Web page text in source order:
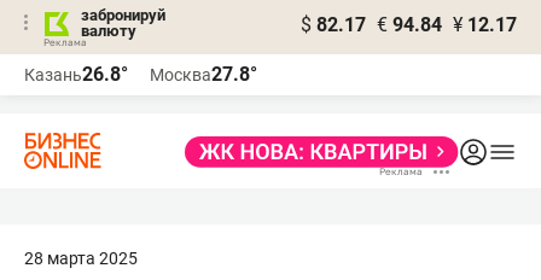
забронируй
валюту
$ 82.17 € 94.84 ¥ 12.17
Казань26.8° Москва27.8°
28 марта 2025